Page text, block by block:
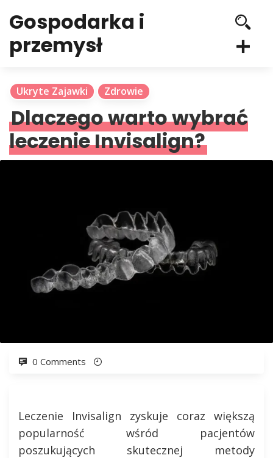
Gospodarka i
przemysł
Ukryte Zajawki Zdrowie
Dlaczego warto wybrać
leczenie Invisalign?
0 Comments
Leczenie Invisalign zyskuje coraz większą
popularność wśród pacjentów
poszukujących skutecznej metody